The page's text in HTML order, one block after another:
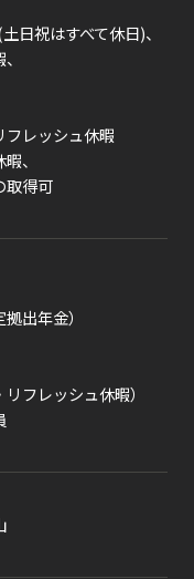
日祝はすべて休日)、
フレッシュ休暇
、
取得可
出年金）
フレッシュ休暇）